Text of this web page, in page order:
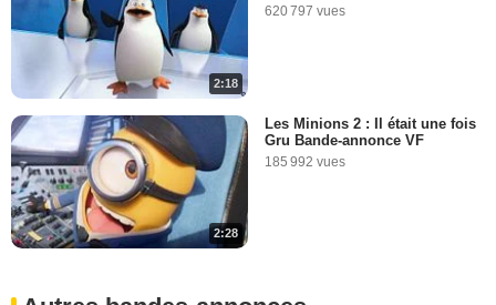
2:18
620 797 vues
2:28
Les Minions 2 : Il était une fois
Gru Bande-annonce VF
185 992 vues